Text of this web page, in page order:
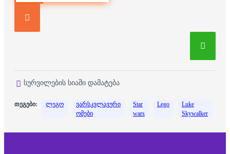
სურვილების სიაში დამატება
თეგები: ლეგო
ვარსკვლავური
ომები
Star
wars
Lego
Luke
Skywalker